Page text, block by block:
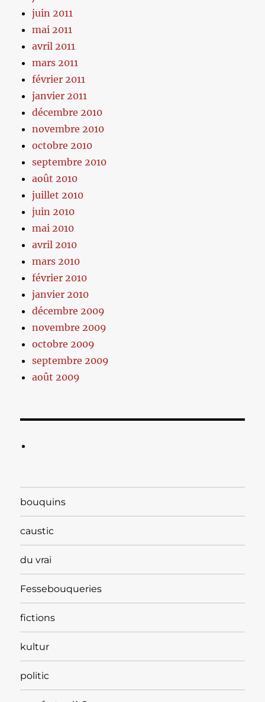
juin 2011
mai 2011
avril 2011
mars 2011
février 2011
janvier 2011
décembre 2010
novembre 2010
octobre 2010
septembre 2010
août 2010
juillet 2010
juin 2010
mai 2010
avril 2010
mars 2010
février 2010
janvier 2010
décembre 2009
novembre 2009
octobre 2009
septembre 2009
août 2009
bouquins
caustic
du vrai
Fessebouqueries
fictions
kultur
politic